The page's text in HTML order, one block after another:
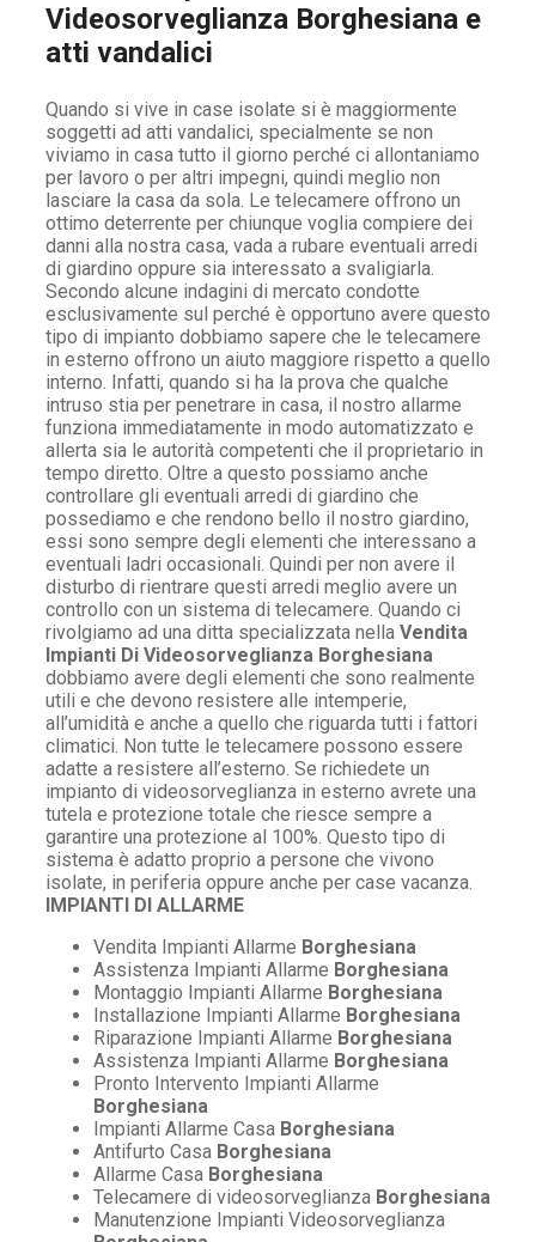
Videosorveglianza Borghesiana e
atti vandalici
Quando si vive in case isolate si è maggiormente
soggetti ad atti vandalici, specialmente se non
viviamo in casa tutto il giorno perché ci allontaniamo
per lavoro o per altri impegni, quindi meglio non
lasciare la casa da sola. Le telecamere offrono un
ottimo deterrente per chiunque voglia compiere dei
danni alla nostra casa, vada a rubare eventuali arredi
di giardino oppure sia interessato a svaligiarla.
Secondo alcune indagini di mercato condotte
esclusivamente sul perché è opportuno avere questo
tipo di impianto dobbiamo sapere che le telecamere
in esterno offrono un aiuto maggiore rispetto a quello
interno. Infatti, quando si ha la prova che qualche
intruso stia per penetrare in casa, il nostro allarme
funziona immediatamente in modo automatizzato e
allerta sia le autorità competenti che il proprietario in
tempo diretto. Oltre a questo possiamo anche
controllare gli eventuali arredi di giardino che
possediamo e che rendono bello il nostro giardino,
essi sono sempre degli elementi che interessano a
eventuali ladri occasionali. Quindi per non avere il
disturbo di rientrare questi arredi meglio avere un
controllo con un sistema di telecamere. Quando ci
rivolgiamo ad una ditta specializzata nella Vendita
Impianti Di Videosorveglianza Borghesiana
dobbiamo avere degli elementi che sono realmente
utili e che devono resistere alle intemperie,
all’umidità e anche a quello che riguarda tutti i fattori
climatici. Non tutte le telecamere possono essere
adatte a resistere all’esterno. Se richiedete un
impianto di videosorveglianza in esterno avrete una
tutela e protezione totale che riesce sempre a
garantire una protezione al 100%. Questo tipo di
sistema è adatto proprio a persone che vivono
isolate, in periferia oppure anche per case vacanza.
IMPIANTI DI ALLARME
Vendita Impianti Allarme Borghesiana
Assistenza Impianti Allarme Borghesiana
Montaggio Impianti Allarme Borghesiana
Installazione Impianti Allarme Borghesiana
Riparazione Impianti Allarme Borghesiana
Assistenza Impianti Allarme Borghesiana
Pronto Intervento Impianti Allarme
Borghesiana
Impianti Allarme Casa Borghesiana
Antifurto Casa Borghesiana
Allarme Casa Borghesiana
Telecamere di videosorveglianza Borghesiana
Manutenzione Impianti Videosorveglianza